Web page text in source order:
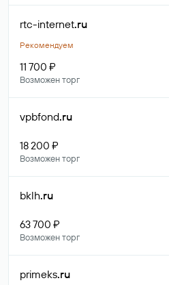
rtc-internet.ru
Рекомендуем
11 700 ₽
Возможен торг
vpbfond.ru
18 200 ₽
Возможен торг
bklh.ru
63 700 ₽
Возможен торг
primeks.ru